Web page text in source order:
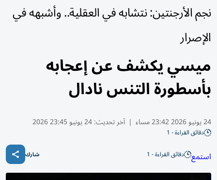
نجم الأرجنتين: نتشابه في العقلية.. وأشبهه في
الإصرار
ميسي يكشف عن إعجابه
بأسطورة التنس نادال
24 يونيو 2026 23:42 مساء | آخر تحديث:24 يونيو 23:45 2026
دقائق القراءة - 1
استمع دقائق القراءة - 1 شارك